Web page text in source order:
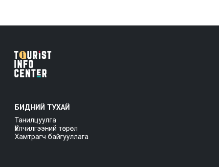
БИДНИЙ ТУХАЙ
Танилцуулга
Үйлчилгээний төрөл
Хамтрагч байгууллага